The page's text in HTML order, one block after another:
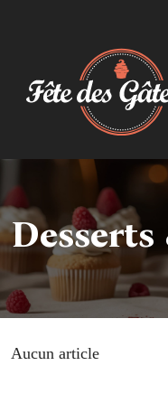
Aucun article